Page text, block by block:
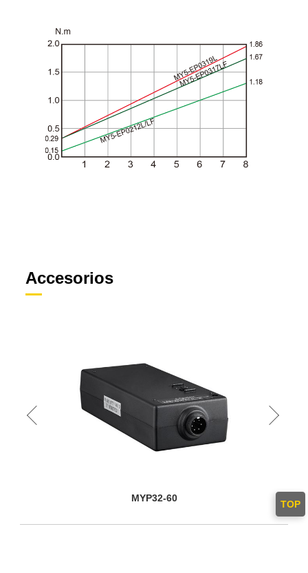
TOP
Accesorios
MYP32-60